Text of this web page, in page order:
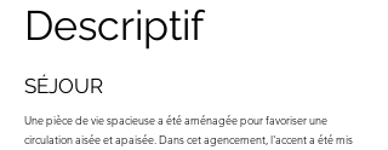
Descriptif
SÉJOUR
Une pièce de vie spacieuse a été aménagée pour favoriser une
circulation aisée et apaisée. Dans cet agencement, l'accent a été mis